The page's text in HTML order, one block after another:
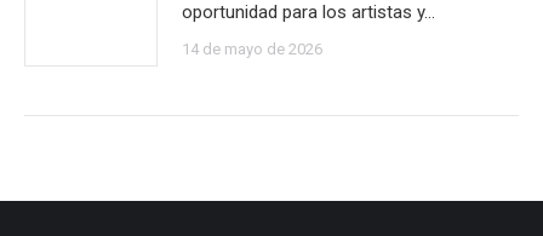
oportunidad para los artistas y…
14 de mayo de 2026